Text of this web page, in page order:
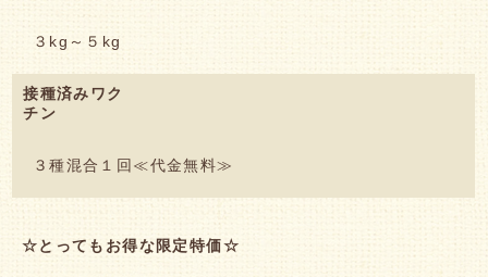
３kg～５kg
接種済みワク
チン
３種混合１回≪代金無料≫
☆とってもお得な限定特価☆